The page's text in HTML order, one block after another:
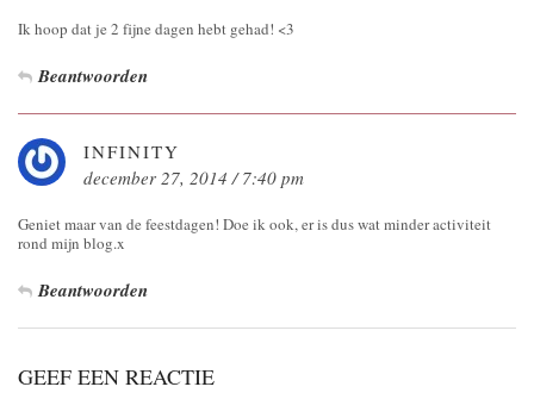
Ik hoop dat je 2 fijne dagen hebt gehad! <3
Beantwoorden
INFINITY
december 27, 2014 / 7:40 pm
Geniet maar van de feestdagen! Doe ik ook, er is dus wat minder activiteit
rond mijn blog.x
Beantwoorden
GEEF EEN REACTIE